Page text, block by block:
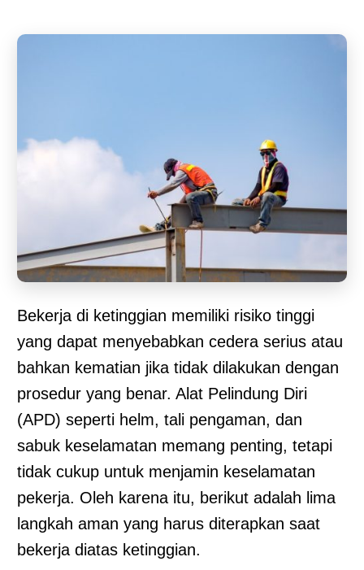
Bekerja di ketinggian memiliki risiko tinggi
yang dapat menyebabkan cedera serius atau
bahkan kematian jika tidak dilakukan dengan
prosedur yang benar. Alat Pelindung Diri
(APD) seperti helm, tali pengaman, dan
sabuk keselamatan memang penting, tetapi
tidak cukup untuk menjamin keselamatan
pekerja. Oleh karena itu, berikut adalah lima
langkah aman yang harus diterapkan saat
bekerja diatas ketinggian.